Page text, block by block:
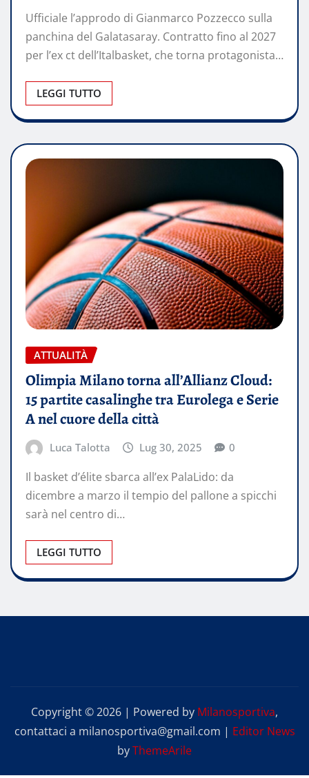
Ufficiale l’approdo di Gianmarco Pozzecco sulla
panchina del Galatasaray. Contratto fino al 2027
per l’ex ct dell’Italbasket, che torna protagonista…
LEGGI TUTTO
ATTUALITÀ
Olimpia Milano torna all’Allianz Cloud:
15 partite casalinghe tra Eurolega e Serie
A nel cuore della città
Luca Talotta Lug 30, 2025 0
Il basket d’élite sbarca all’ex PalaLido: da
dicembre a marzo il tempio del pallone a spicchi
sarà nel centro di…
LEGGI TUTTO
Copyright © 2026 | Powered by Milanosportiva,
contattaci a milanosportiva@gmail.com | Editor News
byThemeArile